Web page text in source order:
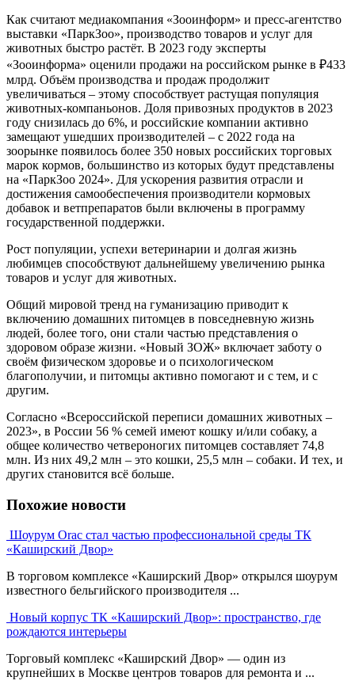
Как считают медиакомпания «Зооинформ» и пресс-агентство
выставки «ПаркЗоо», производство товаров и услуг для
животных быстро растёт. В 2023 году эксперты
«Зооинформа» оценили продажи на российском рынке в ₽433
млрд. Объём производства и продаж продолжит
увеличиваться – этому способствует растущая популяция
животных-компаньонов. Доля привозных продуктов в 2023
году снизилась до 6%, и российские компании активно
замещают ушедших производителей – с 2022 года на
зоорынке появилось более 350 новых российских торговых
марок кормов, большинство из которых будут представлены
на «ПаркЗоо 2024». Для ускорения развития отрасли и
достижения самообеспечения производители кормовых
добавок и ветпрепаратов были включены в программу
государственной поддержки.
Рост популяции, успехи ветеринарии и долгая жизнь
любимцев способствуют дальнейшему увеличению рынка
товаров и услуг для животных.
Общий мировой тренд на гуманизацию приводит к
включению домашних питомцев в повседневную жизнь
людей, более того, они стали частью представления о
здоровом образе жизни. «Новый ЗОЖ» включает заботу о
своём физическом здоровье и о психологическом
благополучии, и питомцы активно помогают и с тем, и с
другим.
Согласно «Всероссийской переписи домашних животных –
2023», в России 56 % семей имеют кошку и/или собаку, а
общее количество четвероногих питомцев составляет 74,8
млн. Из них 49,2 млн – это кошки, 25,5 млн – собаки. И тех, и
других становится всё больше.
Похожие новости
Шоурум Orac стал частью профессиональной среды ТК
«Каширский Двор»
В торговом комплексе «Каширский Двор» открылся шоурум
известного бельгийского производителя ...
Новый корпус ТК «Каширский Двор»: пространство, где
рождаются интерьеры
Торговый комплекс «Каширский Двор» — один из
крупнейших в Москве центров товаров для ремонта и ...